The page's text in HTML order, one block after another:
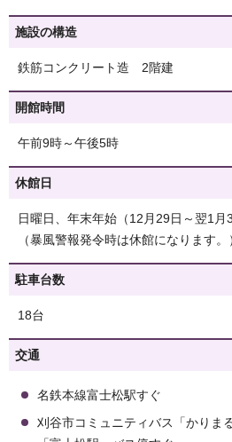
施設の構造
鉄筋コンクリート造 2階建
開館時間
午前9時～午後5時
休館日
日曜日、年末年始（12月29日～翌1月3
（暴風警報発令時は休館になります。
駐車台数
18台
交通
名鉄本線富士松駅すぐ
刈谷市コミュニティバス「かりま